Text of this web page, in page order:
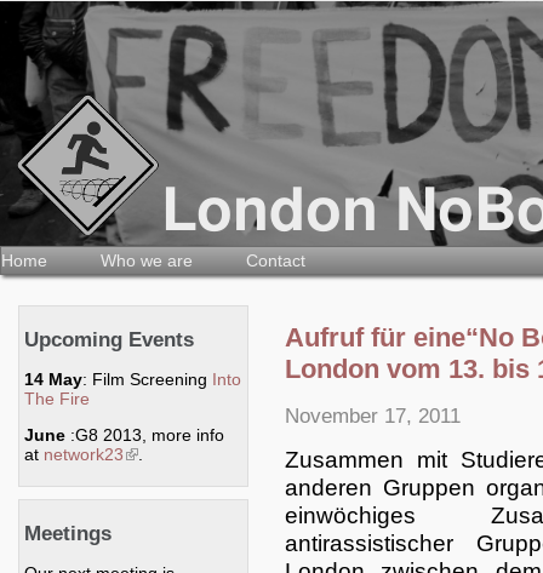
Home Who we are Contact
Upcoming Events
14 May: Film Screening Into
The Fire
June :G8 2013, more info
at network23(link is external)
Meetings
Aufruf für eine“No
London vom 13. bis
November 17, 2011
Zusammen mit
anderen Gruppen
einwöchiges
antirassistischer